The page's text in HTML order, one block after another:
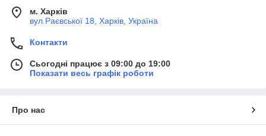
м. Харків
вул.Раєвської 18, Харків, Україна
Контакти
Сьогодні працює з 09:00 до 19:00
Показати весь графік роботи
Про нас